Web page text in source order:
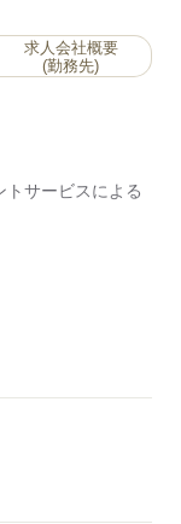
サポートいた
求人をご紹
けでなく、
トします。
求人会社概要
(勤務先)
サービスによる
ていただきます